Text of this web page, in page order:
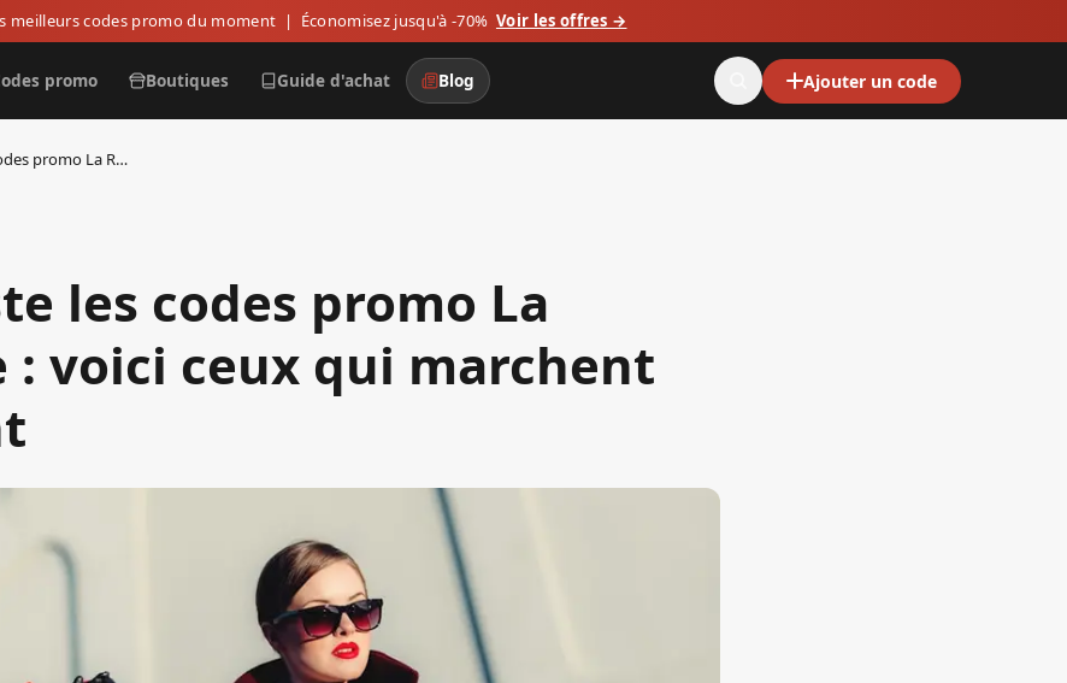
meilleurs codes promo du moment | Économisez jusqu'à -70% Voir les offres →
promo Boutiques Guide d'achat Blog Ajouter un code
On a teste les codes promo La Redoute : voici ceux qui marchent vraiment
les codes promo La
: voici ceux qui marchent